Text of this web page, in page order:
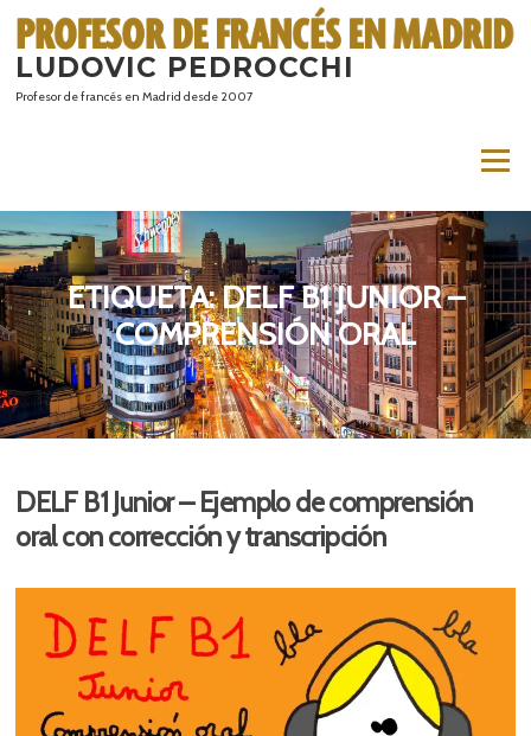
contenido
LUDOVIC PEDROCCHI
Profesor de francés en Madrid desde 2007
Menú
ETIQUETA:DELF B1 JUNIOR –
COMPRENSIÓN ORAL
DELF B1 Junior – Ejemplo de comprensión
oral con corrección y transcripción